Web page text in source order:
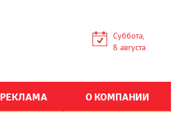
Суббота,
8 августа
РЕКЛАМА О КОМПАНИИ